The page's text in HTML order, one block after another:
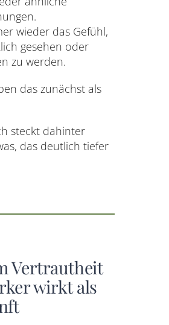
wieder das Gefühl,
gesehen oder
zu werden.
das zunächst als
steckt dahinter
das deutlich tiefer
Vertrautheit
wirkt als